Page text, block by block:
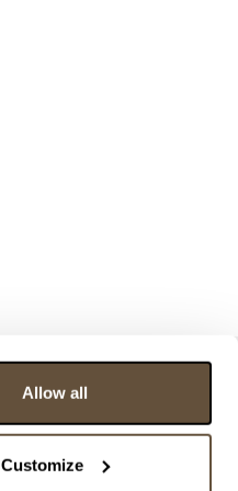
Allow all
Customize